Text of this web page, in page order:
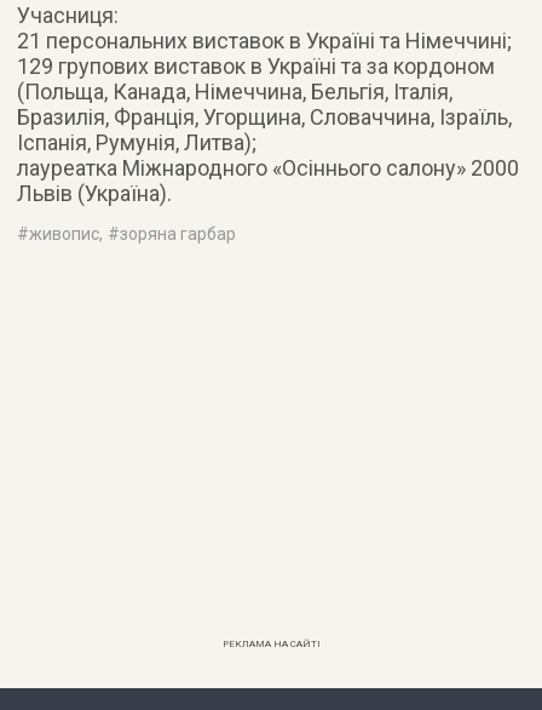
Учасниця:
21 персональних виставок в Україні та Німеччині;
129 групових виставок в Україні та за кордоном
(Польща, Канада, Німеччина, Бельгія, Італія,
Бразилія, Франція, Угорщина, Словаччина, Ізраїль,
Іспанія, Румунія, Литва);
лауреатка Міжнародного «Осіннього салону» 2000
Львів (Україна).
#живопис, #зоряна гарбар
РЕКЛАМА НА САЙТІ